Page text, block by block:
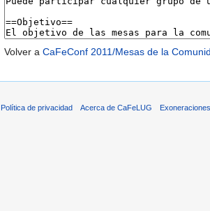
Volver a CaFeConf 2011/Mesas de la
Política de privacidad Acerca de CaFeLUG Exoneraciones